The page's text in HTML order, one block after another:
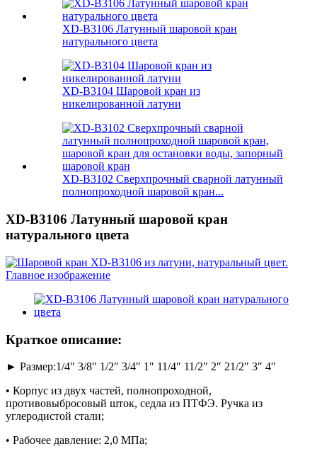
XD-B3106 Латунный шаровой кран
натурального цвета
XD-B3104 Шаровой кран из
никелированной латуни
XD-B3102 Сверхпрочный сварной латунный
полнопроходной шаровой кран...
XD-B3106 Латунный шаровой кран
натурального цвета
Краткое описание:
► Размер:1/4″ 3/8″ 1/2″ 3/4″ 1″ 11/4″ 11/2″ 2″ 21/2″ 3″ 4″
• Корпус из двух частей, полнопроходной,
противовыбросовый шток, седла из ПТФЭ. Ручка из
углеродистой стали;
• Рабочее давление: 2,0 МПа;